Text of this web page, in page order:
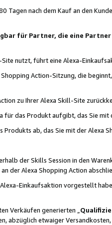
Tagen nach dem Kauf an den
für Partner, die eine
nutzt, führt eine Alexa-
Action-Sitzung, die
zu Ihrer Alexa Skill-Site
das Produkt aufgibt, das Sie mit
Produkts ab, das Sie mit der Alexa
der Skills Session in den
der Alexa Shopping Action
Einkaufsaktion vorgestellt
Verkäufen generierten „
abzüglich etwaiger